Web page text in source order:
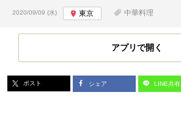
投稿日:
2020/09/09 (水) 東京 中華料理
アプリで開く
ポスト シェア LINE共有